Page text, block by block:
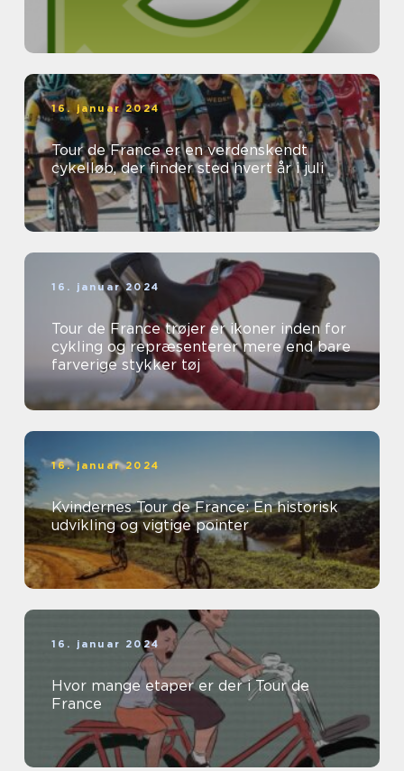
16. januar 2024
Tour de France er en verdenskendt
cykelløb, der finder sted hvert år i juli
16. januar 2024
Tour de France trøjer er ikoner inden for
cykling og repræsenterer mere end bare
farverige stykker tøj
16. januar 2024
Kvindernes Tour de France: En historisk
udvikling og vigtige pointer
16. januar 2024
Hvor mange etaper er der i Tour de
France